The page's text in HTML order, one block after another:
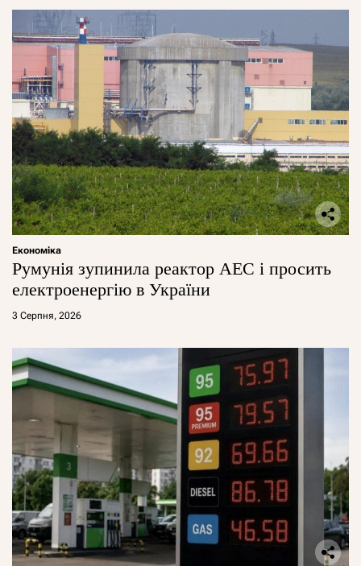
Економіка
Румунія зупинила реактор АЕС і просить
електроенергію в України
3 Серпня, 2026